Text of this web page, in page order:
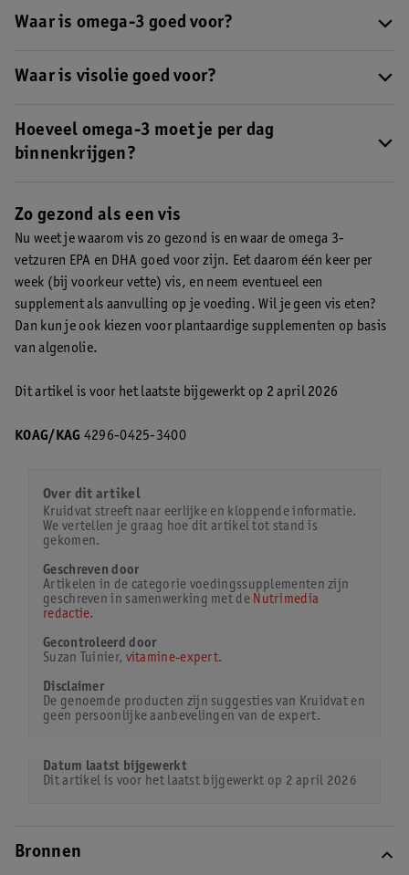
voornamelijk in vette vissoorten. De aanbeveling is dan ook om
visolie gebruiken. Gebruik je liever geen dierlijke producten?
plantaardige alternatief voor visolie.
Waar is omega-3 goed voor?
docosahexaeenzuur (DHA) hebben verschillende
voor de hersenen.
Lees meer over de gezondheidseffecten van
Waar is visolie goed voor?
is vooral belangrijk omdat het de vetzuren eicosapentaeenzuur
(EPA) en docosahexaeenzuur (DHA) bevat. Een dagelijkse
Hoeveel omega-3 moet je per dag
binnenkrijgen?
door één keer per week vette vis te eten. Als je geen
visliefhebber bent of om een andere reden geen vis wilt eten
kun je ook kiezen voor
capsules met visolie of algenolie.
Zo gezond als een vis
Nu weet je waarom vis zo gezond is en waar de omega 3-
vetzuren EPA en DHA goed voor zijn. Eet daarom één keer per
week (bij voorkeur vette) vis, en neem eventueel een
supplement als aanvulling op je voeding. Wil je geen vis eten?
Dan kun je ook kiezen voor plantaardige supplementen op basis
van algenolie.
Dit artikel is voor het laatste bijgewerkt op 2 april 2026
KOAG/KAG 4296-0425-3400
Over dit artikel
Kruidvat streeft naar eerlijke en kloppende informatie.
We vertellen je graag hoe dit artikel tot stand is
gekomen.
Geschreven door
Artikelen in de categorie voedingssupplementen zijn
geschreven in samenwerking met de Nutrimedia
redactie.
Gecontroleerd door
Suzan Tuinier, vitamine-expert.
Disclaimer
De genoemde producten zijn suggesties van Kruidvat en
geen persoonlijke aanbevelingen van de expert.
Datum laatst bijgewerkt
Dit artikel is voor het laatst bijgewerkt op 2 april 2026
Bronnen